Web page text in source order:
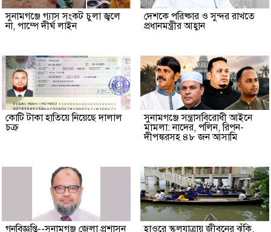
সুনামগঞ্জে গ্যাস সংকট চুলা জ্বলে
না, পাম্পে দীর্ঘ লাইন
দেশকে পরিষ্কার ও সুন্দর রাখতে
প্রধানমন্ত্রীর আহ্বান
কোটি টাকা হাতিয়ে নিয়েছে দালাল
চক্র
‎সুনামগঞ্জে সন্ত্রাসবিরোধী আইনে
মামলা: নাদের, পলিন, রিপন-
দীপঙ্করসহ ৪৮ জন আসামি
গনবিজ্ঞপ্তি--সুনামগঞ্জ জেলা প্রশাসন
হাওরে স্কুলযাত্রায় জীবনের ঝুঁকি,